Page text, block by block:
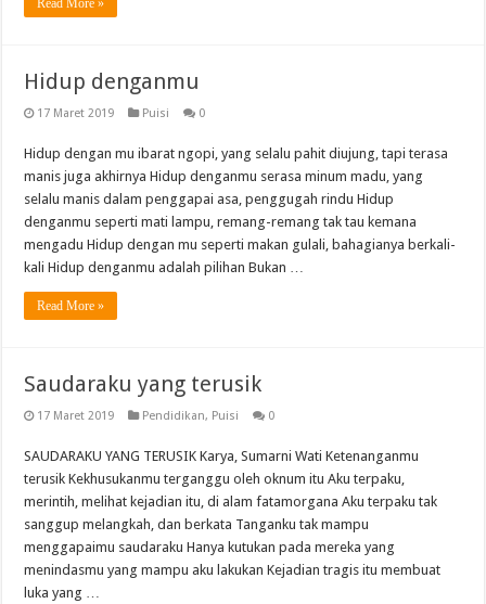
Read More »
Hidup denganmu
17 Maret 2019 Puisi 0
Hidup dengan mu ibarat ngopi, yang selalu pahit diujung, tapi terasa
manis juga akhirnya Hidup denganmu serasa minum madu, yang
selalu manis dalam penggapai asa, penggugah rindu Hidup
denganmu seperti mati lampu, remang-remang tak tau kemana
mengadu Hidup dengan mu seperti makan gulali, bahagianya berkali-
kali Hidup denganmu adalah pilihan Bukan …
Read More »
Saudaraku yang terusik
17 Maret 2019 Pendidikan, Puisi 0
SAUDARAKU YANG TERUSIK Karya, Sumarni Wati Ketenanganmu
terusik Kekhusukanmu terganggu oleh oknum itu Aku terpaku,
merintih, melihat kejadian itu, di alam fatamorgana Aku terpaku tak
sanggup melangkah, dan berkata Tanganku tak mampu
menggapaimu saudaraku Hanya kutukan pada mereka yang
menindasmu yang mampu aku lakukan Kejadian tragis itu membuat
luka yang …